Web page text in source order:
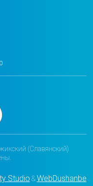
(Славянский)
Studio &WebDushanbe